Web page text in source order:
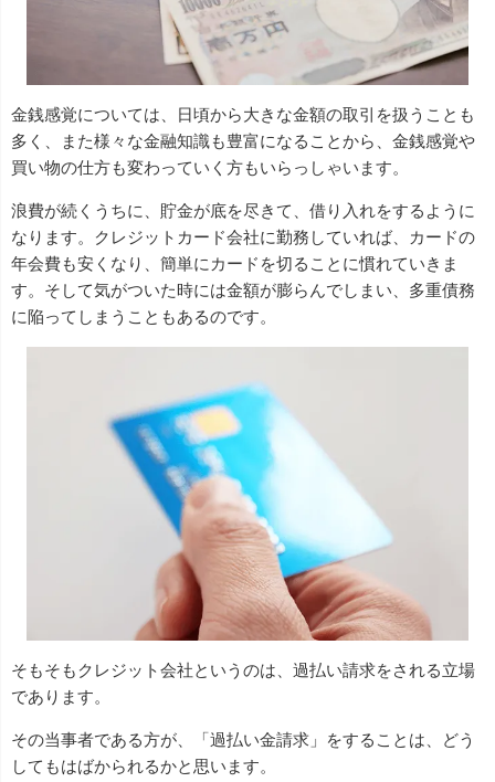
金銭感覚については、日頃から大きな金額の取引を扱うことも
多く、また様々な金融知識も豊富になることから、金銭感覚や
買い物の仕方も変わっていく方もいらっしゃいます。
浪費が続くうちに、貯金が底を尽きて、借り入れをするように
なります。クレジットカード会社に勤務していれば、カードの
年会費も安くなり、簡単にカードを切ることに慣れていきま
す。そして気がついた時には金額が膨らんでしまい、多重債務
に陥ってしまうこともあるのです。
そもそもクレジット会社というのは、過払い請求をされる立場
であります。
その当事者である方が、「過払い金請求」をすることは、どう
してもはばかられるかと思います。